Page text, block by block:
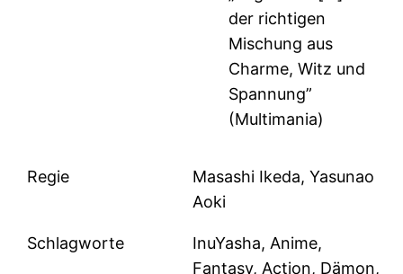
der richtigen
Mischung aus
Charme, Witz und
Spannung”
(Multimania)
Regie
Masashi Ikeda, Yasunao
Aoki
Schlagworte
InuYasha, Anime,
Fantasy, Action, Dämon,